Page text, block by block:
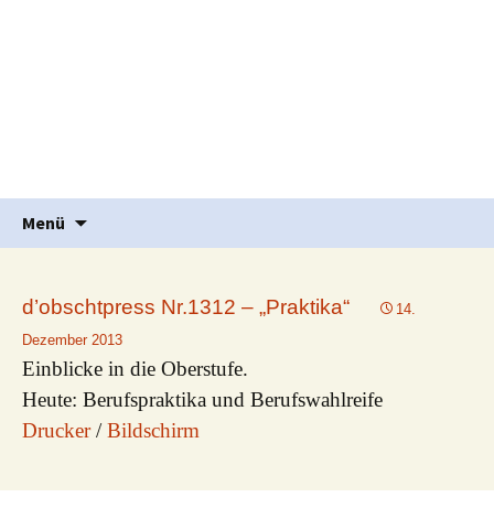
Menü
zum
nach:
d’obschtpress Nr.1312 – „Praktika“
14.
Dezember 2013
Einblicke in die Oberstufe.
Heute: Berufspraktika und Berufswahlreife
Drucker/Bildschirm